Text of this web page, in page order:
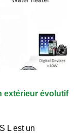
extérieur évolutif
L est un